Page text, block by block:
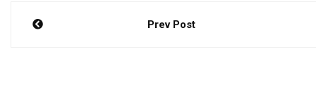
Navegación
Prev Post